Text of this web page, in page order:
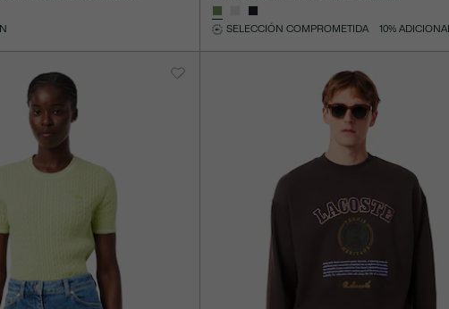
del
descuento:
Mex$
antes
del
descuento:
SELECCIÓN COMPROMETIDA 10% ADICIONAL